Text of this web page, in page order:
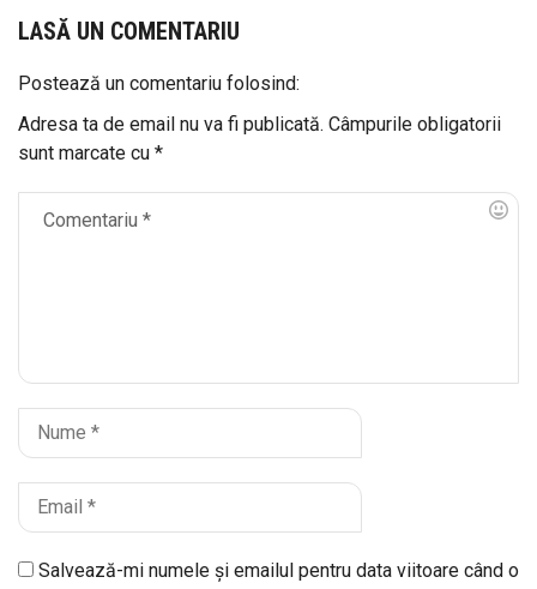
LASĂ UN COMENTARIU
Postează un comentariu folosind:
Adresa ta de email nu va fi publicată. Câmpurile obligatorii
sunt marcate cu *
Salvează-mi numele și emailul pentru data viitoare când o